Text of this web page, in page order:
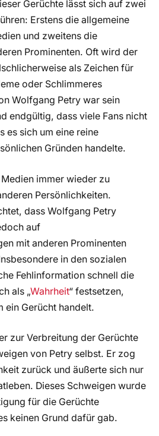
Gerüchte lässt sich auf zwei
Erstens die allgemeine
und zweitens die
Prominenten. Oft wird der
als Zeichen für
oder Schlimmeres
Wolfgang Petry war sein
endgültig, dass viele Fans nicht
es sich um eine reine
Gründen handelte.
immer wieder zu
Persönlichkeiten.
dass Wolfgang Petry
auf
mit anderen Prominenten
in den sozialen
Fehlinformation schnell die
als „Wahrheit“ festsetzen,
ein Gerücht handelt.
zur Verbreitung der Gerüchte
von Petry selbst. Er zog
zurück und äußerte sich nur
Dieses Schweigen wurde
für die Gerüchte
keinen Grund dafür gab.